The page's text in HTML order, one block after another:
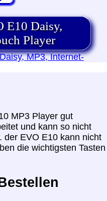
E10 Daisy,
Player
MP3 Player gut
und kann so nicht
der EVO E10 kann nicht
die wichtigsten Tasten